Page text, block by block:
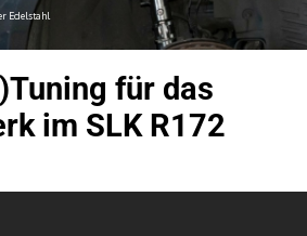
Edelstahl
für das
im SLK R172